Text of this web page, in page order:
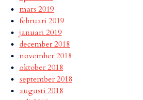
mars 2019
februari 2019
januari 2019
december 2018
november 2018
oktober 2018
september 2018
augusti 2018